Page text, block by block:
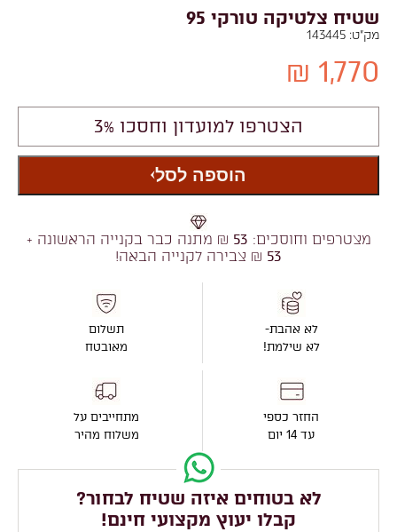
שטיח צלטיקה טורקי 95
מק"ט: 143445
1,770 ₪
הצטרפו למועדון וחסכו 3%
הוספה לסל
מצטרפים וחוסכים: 53 ₪ מתנה כבר בקנייה הראשונה +
53 ₪ צבירה לקנייה הבאה!
לא אהבת-
לא שילמת!
החזר כספי
עד 14 יום
תשלום
מאובטח
מתחייבים על
משלוח מהיר
לא בטוחים איזה שטיח לבחור?
קבלו יעוץ מקצועי חינם!